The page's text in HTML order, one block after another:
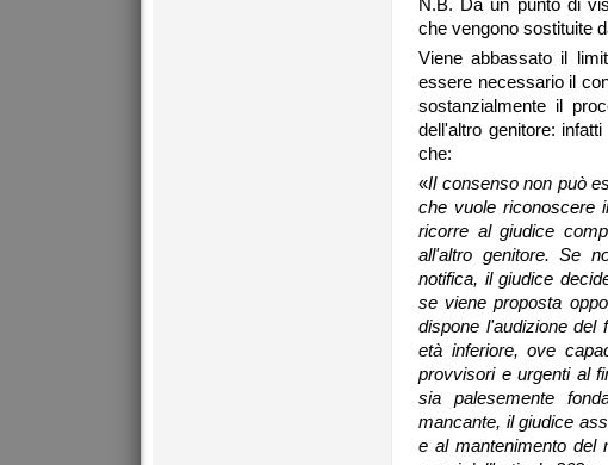
che vengono sostituite
Viene abbassato il
essere necessario il
sostanzialmente il
dell'altro genitore:
che:
«Il consenso non può
che vuole riconoscere
ricorre al giudice
all'altro genitore. Se
notifica, il giudice
se viene proposta
dispone l'audizione del
età inferiore, ove
provvisori e urgenti al
sia palesemente
mancante, il giudice
e al mantenimento del